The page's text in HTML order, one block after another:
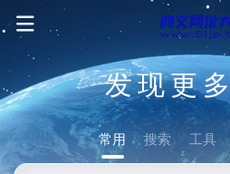
发现更
常用 搜索 工具